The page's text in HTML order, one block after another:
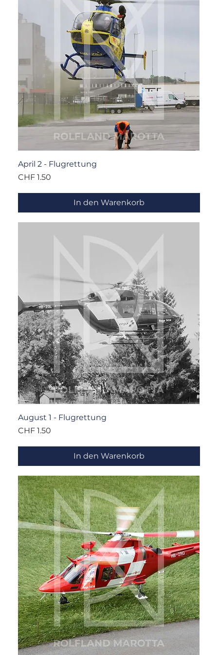
April 2 - Flugrettung
Preis
CHF 1.50
In den Warenkorb
August 1 - Flugrettung
Preis
CHF 1.50
In den Warenkorb